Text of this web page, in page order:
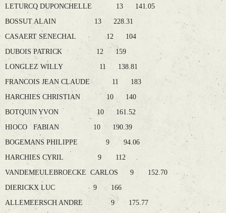
LETURCQ DUPONCHELLE 13 141.05
BOSSUT ALAIN 13 228.31
CASAERT SENECHAL 12 104
DUBOIS PATRICK 12 159
LONGLEZ WILLY 11 138.81
FRANCOIS JEAN CLAUDE 11 183
HARCHIES CHRISTIAN 10 140
BOTQUIN YVON 10 161.52
HIOCO FABIAN 10 190.39
BOGEMANS PHILIPPE 9 94.06
HARCHIES CYRIL 9 112
VANDEMEULEBROECKE CARLOS 9 152.70
DIERICKX LUC 9 166
ALLEMEERSCH ANDRE 9 175.77